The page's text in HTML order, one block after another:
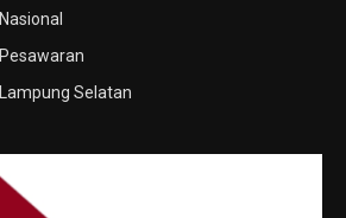
Nasional
Pesawaran
Lampung Selatan